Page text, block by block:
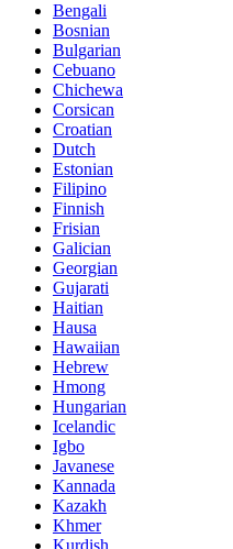
Bengali
Bosnian
Bulgarian
Cebuano
Chichewa
Corsican
Croatian
Dutch
Estonian
Filipino
Finnish
Frisian
Galician
Georgian
Gujarati
Haitian
Hausa
Hawaiian
Hebrew
Hmong
Hungarian
Icelandic
Igbo
Javanese
Kannada
Kazakh
Khmer
Kurdish